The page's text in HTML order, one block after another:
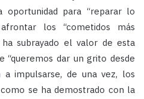
oportunidad para “reparar lo
los “cometidos más
subrayado el valor de esta
“queremos dar un grito desde
impulsarse, de una vez, los
como se ha demostrado con la